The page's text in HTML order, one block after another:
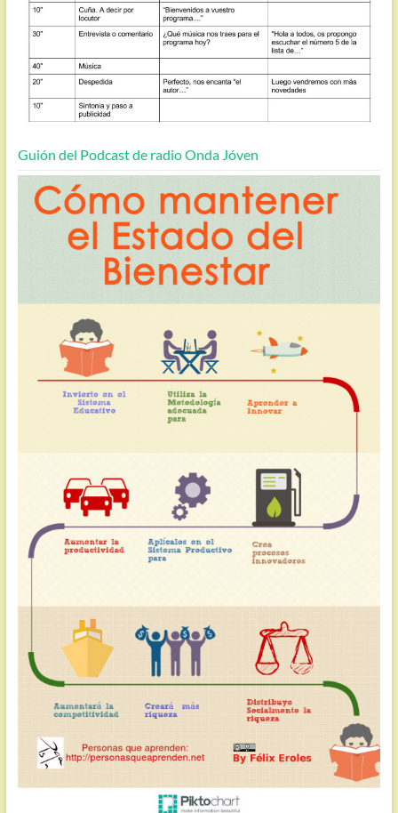
Guión del Podcast de radio Onda Jóven